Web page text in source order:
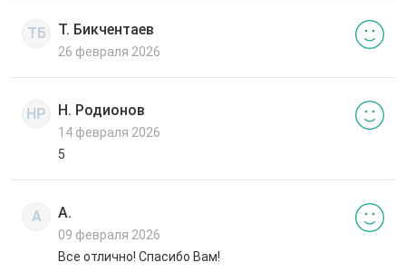
ТБ Т. Бикчентаев
26 февраля 2026
НР Н. Родионов
14 февраля 2026
5
А А.
09 февраля 2026
Все отлично! Спасибо Вам!